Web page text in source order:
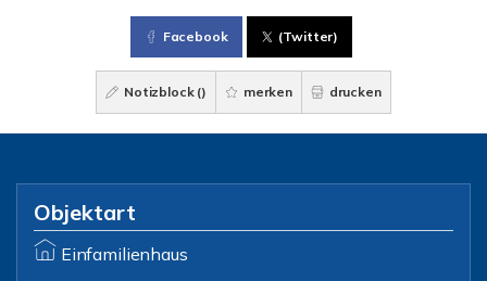
Facebook (Twitter)
Notizblock () merken drucken
Objektart
Einfamilienhaus